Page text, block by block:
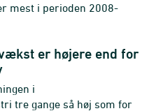
mest i perioden 2008-
er højere end for
i
tre gange så høj som for